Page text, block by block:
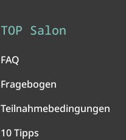
TOP Salon
FAQ
Fragebogen
Teilnahmebedingungen
10 Tipps